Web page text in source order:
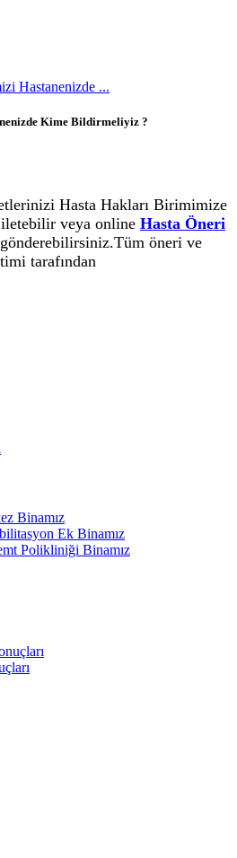
Hastanenizde ...
Kime Bildirmeliyiz ?
Hasta Hakları Birimimize
iletebilir veya online Hasta Öneri
öneri ve
tarafından
Binamız
Ek Binamız
Polikliniği Binamız